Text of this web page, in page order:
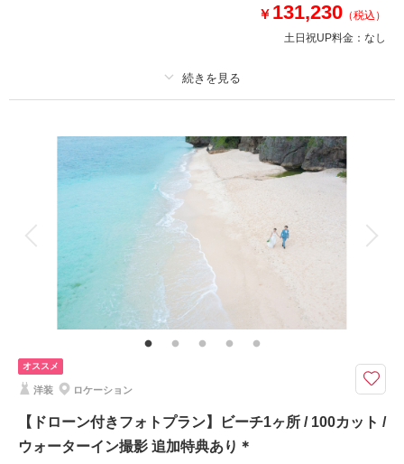
相談予約する 撮影日の空き
を確認する
￥ 131,230 （税込）
土日祝UP料金： なし
新婦衣装1着 新郎衣装1着
着付け ヘアメイク 小物一式
データ 120 カット 台紙付写真
家族と撮影 家族用衣装レンタル ペットと撮影
その他含むもの
ドローン映像も収録されたダイジェスト映像1分付、データはダウンロード
形式にてフルサイズデータを納品♪ブーケ、ブートニア、ヘアアクセサリ
ー、靴、撮影小物、データ明るさ＆お色味補正、雨天時保証＊その他割引と
併用できません。
前撮りとして沖縄での撮影をお考えの方必見◎結婚式で使用できるドローン
収録のダイジェスト映像が含まれたコミコミプラン!!
お写真120カットと1分のダイジェスト映像（ドローン映像含む）の前撮り
におすすめのプランです＊
オススメ
洋装 ロケーション
【ドローン付きフォトプラン】ビーチ1ヶ所 / 100カット /
ウォーターイン撮影 追加特典あり＊